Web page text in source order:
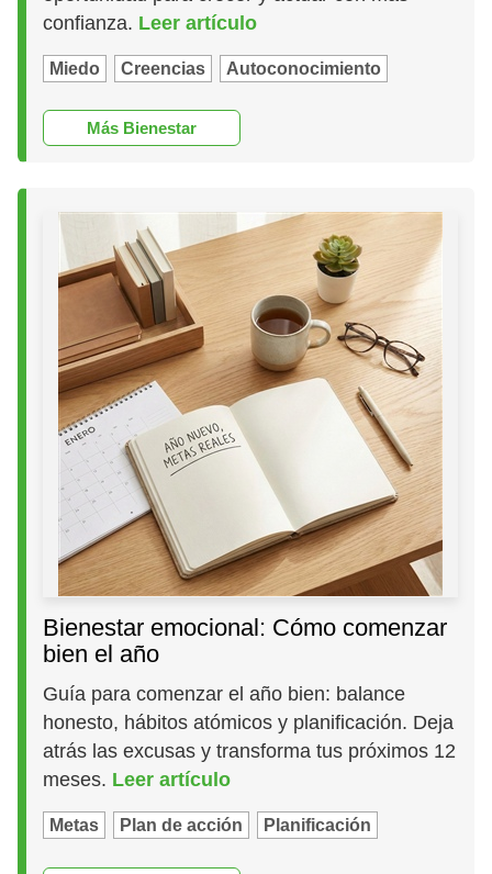
confianza. Leer artículo
Miedo Creencias Autoconocimiento
Más Bienestar
Bienestar emocional: Cómo comenzar
bien el año
Guía para comenzar el año bien: balance
honesto, hábitos atómicos y planificación. Deja
atrás las excusas y transforma tus próximos 12
meses. Leer artículo
Metas Plan de acción Planificación